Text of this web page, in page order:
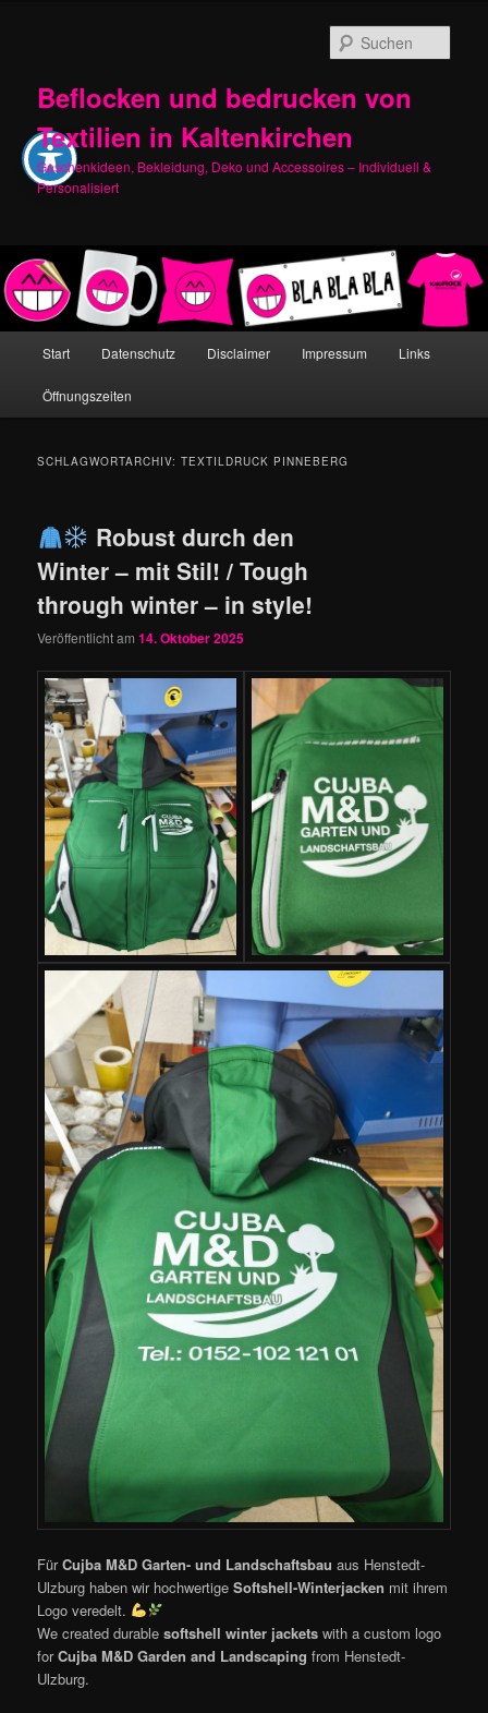
Beflocken und bedrucken von
Textilien in Kaltenkirchen
Geschenkideen, Bekleidung, Deko und Accessoires – Individuell &
Personalisiert
Start Datenschutz Disclaimer Impressum Links
Öffnungszeiten
SCHLAGWORTARCHIV:TEXTILDRUCK PINNEBERG
Robust durch den
Winter – mit Stil! / Tough
through winter – in style!
Veröffentlicht am14. Oktober 2025
FürCujba M&D Garten- und Landschaftsbau aus Henstedt-
Ulzburg haben wir hochwertigeSoftshell-Winterjacken mit ihrem
Logo veredelt.
We created durablesoftshell winter jackets with a custom logo
forCujba M&D Garden and Landscaping from Henstedt-
Ulzburg.